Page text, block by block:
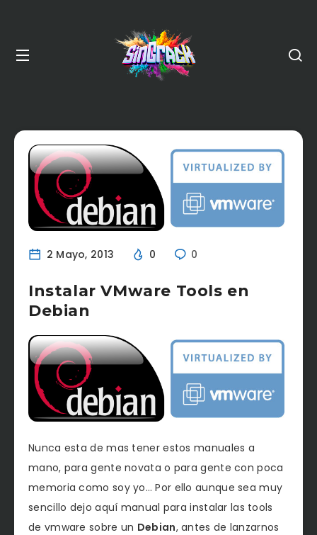
2 Mayo, 2013 0 0
Instalar VMware Tools en
Debian
Nunca esta de mas tener estos manuales a
mano, para gente novata o para gente con poca
memoria como soy yo… Por ello aunque sea muy
sencillo dejo aquí manual para instalar las tools
de vmware sobre un Debian, antes de lanzarnos